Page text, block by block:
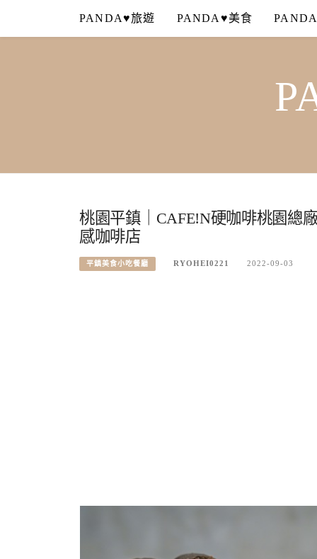
content
PANDA♥旅遊 PANDA♥美食
桃園平鎮｜CAFE!N硬咖啡桃園總
感咖啡店
平鎮美食小吃餐廳 RYOHEI0221 2022-09-03